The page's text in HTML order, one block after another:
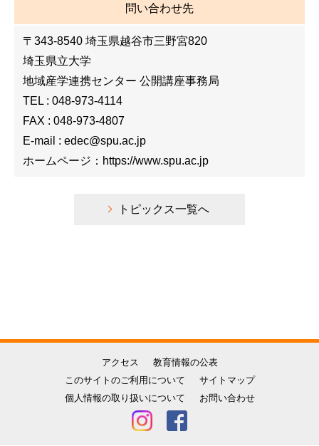
問い合わせ先
〒343-8540 埼玉県越谷市三野宮820
埼玉県立大学
地域産学連携センター 公開講座事務局
TEL : 048-973-4114
FAX : 048-973-4807
E-mail : edec@spu.ac.jp
ホームページ：https://www.spu.ac.jp
トピックス一覧へ
アクセス
教育情報の公表
このサイトのご利用について
サイトマップ
個人情報の取り扱いについて
お問い合わせ